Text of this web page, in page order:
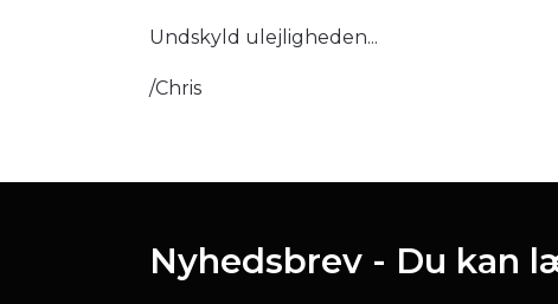
Undskyld ulejligheden...
/Chris
Nyhedsbrev - Du kan